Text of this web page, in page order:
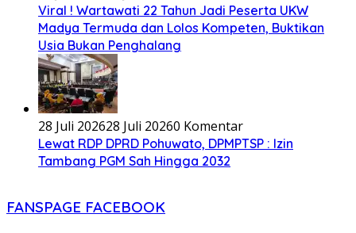
Viral ! Wartawati 22 Tahun Jadi Peserta UKW
Madya Termuda dan Lolos Kompeten, Buktikan
Usia Bukan Penghalang
28 Juli 202628 Juli 20260 Komentar
Lewat RDP DPRD Pohuwato, DPMPTSP : Izin
Tambang PGM Sah Hingga 2032
FANSPAGE FACEBOOK